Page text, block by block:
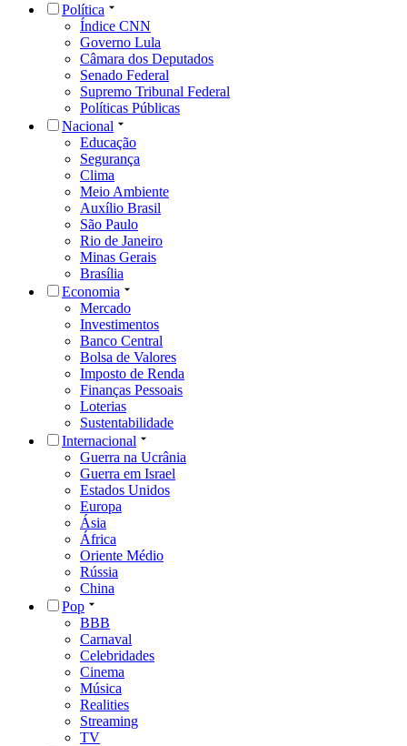
Política
Índice CNN
Governo Lula
Câmara dos Deputados
Senado Federal
Supremo Tribunal Federal
Políticas Públicas
Nacional
Educação
Segurança
Clima
Meio Ambiente
Auxílio Brasil
São Paulo
Rio de Janeiro
Minas Gerais
Brasília
Economia
Mercado
Investimentos
Banco Central
Bolsa de Valores
Imposto de Renda
Finanças Pessoais
Loterias
Sustentabilidade
Internacional
Guerra na Ucrânia
Guerra em Israel
Estados Unidos
Europa
Ásia
África
Oriente Médio
Rússia
China
Pop
BBB
Carnaval
Celebridades
Cinema
Música
Realities
Streaming
TV